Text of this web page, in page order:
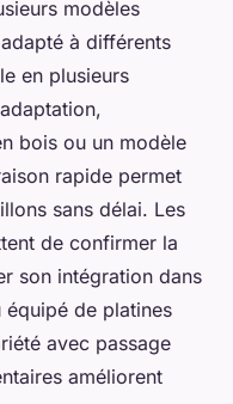
modèles
à différents
en plusieurs
bois ou un modèle
rapide permet
sans délai. Les
de confirmer la
son intégration dans
de platines
avec passage
améliorent